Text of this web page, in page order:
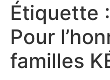
Étiquette :
Pour
familles